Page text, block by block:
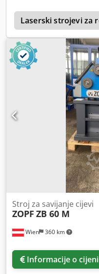
kliznih vodilica na vodilici
- Nožna pedala -
Laserski strojevi za
Wien 360 km
Stroj za savijanje cijevi
ZOPF ZB 60 M
Informacije o cijeni